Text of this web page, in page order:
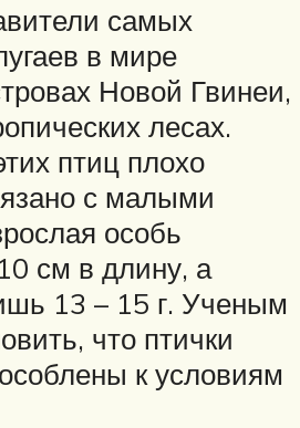
самых
в мире
Новой Гвинеи,
лесах.
птиц плохо
с малыми
особь
см в длину, а
13 – 15 г. Ученым
что птички
к условиям